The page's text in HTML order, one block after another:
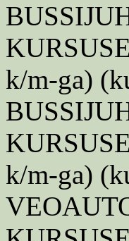
k/m-ga)
k/m-ga)